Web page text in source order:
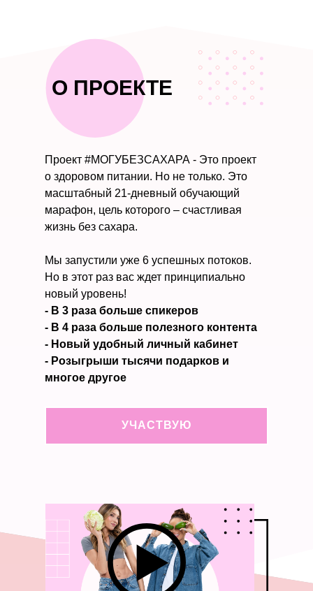
О ПРОЕКТЕ
Проект #МОГУБЕЗСАХАРА - Это проект
о здоровом питании. Но не только. Это
масштабный 21-дневный обучающий
марафон, цель которого – счастливая
жизнь без сахара.
Мы запустили уже 6 успешных потоков.
Но в этот раз вас ждет принципиально
новый уровень!
- В 3 раза больше спикеров
- В 4 раза больше полезного контента
- Новый удобный личный кабинет
- Розыгрыши тысячи подарков и
многое другое
УЧАСТВУЮ